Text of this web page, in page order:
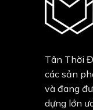
Tân Thời
các sản
và đang
dựng lớn